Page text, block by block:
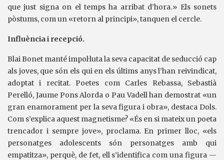
que just signa on el temps ha arribat d’hora.» Els sonets
pòstums, com un «retorn al principi», tanquen el cercle.
Influència i recepció.
Blai Bonet manté impol·luta la seva capacitat de seducció cap
als joves, que són els qui en els últims anys l’han reivindicat,
adoptat i recitat. Poetes com Carles Rebassa, Sebastià
Perelló, Jaume Pons Alorda o Pau Vadell han demostrat «un
gran enamorament per la seva figura i obra», destaca Dols.
Com s’explica aquest magnetisme? «És en si mateix un poeta
trencador i sempre jove», proclama. En primer lloc, «els
personatges adolescents són personatges amb qui
empatitza», perquè, de fet, ell s’identifica com una figura —